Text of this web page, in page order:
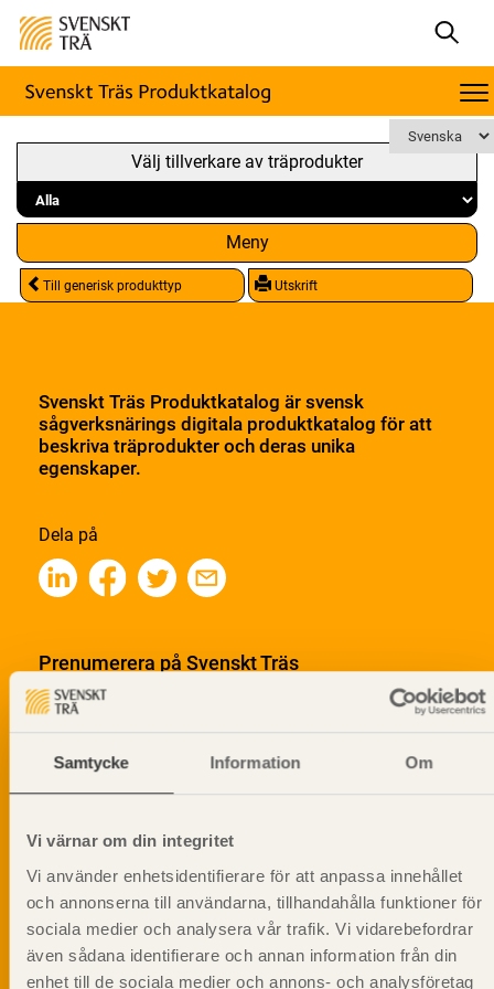
Samtycke Information Om
Vi värnar om din integritet
Vi använder enhetsidentifierare för att anpassa innehållet
och annonserna till användarna, tillhandahålla funktioner för
sociala medier och analysera vår trafik. Vi vidarebefordrar
även sådana identifierare och annan information från din
enhet till de sociala medier och annons- och analysföretag
Välj tillverkare av träprodukter
Meny
Till generisk produkttyp Utskrift
Svenskt Träs Produktkatalog är svensk
sågverksnärings digitala produktkatalog för att
beskriva träprodukter och deras unika
egenskaper.
Dela på
Prenumerera på Svenskt Träs
informationsutskick!